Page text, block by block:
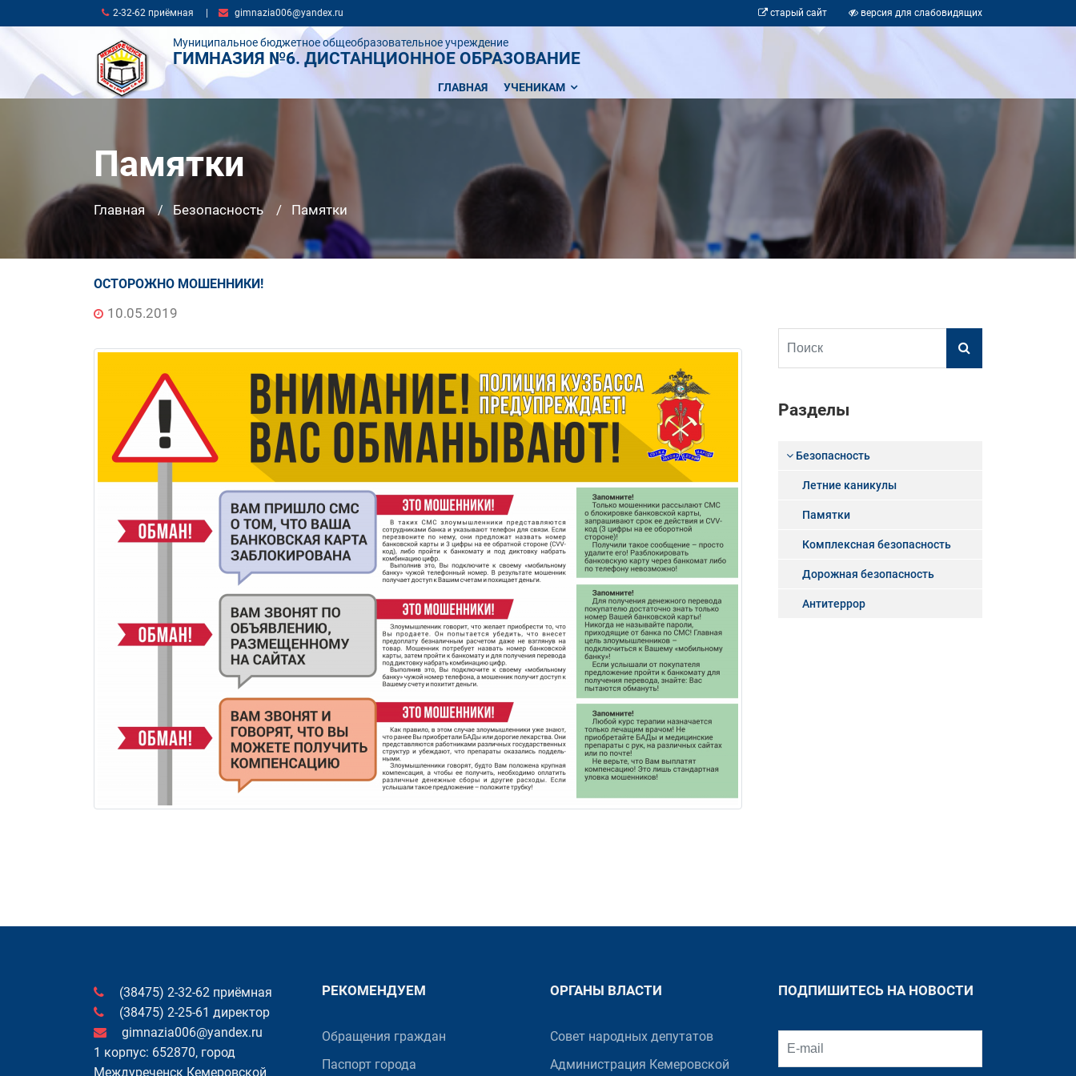
2-32-62 приёмная gimnazia006@yandex.ru старый сайт версия для слабовидящих
Муниципальное бюджетное общеобразовательное учреждение
ГИМНАЗИЯ №6. ДИСТАНЦИОННОЕ ОБРАЗОВАНИЕ
ГЛАВНАЯ УЧЕНИКАМ
Памятки
Главная Безопасность Памятки
ОСТОРОЖНО МОШЕННИКИ!
10.05.2019
Разделы
Безопасность
Летние каникулы
Памятки
Комплексная безопасность
Дорожная безопасность
Антитеррор
(38475) 2-32-62 приёмная
(38475) 2-25-61 директор
gimnazia006@yandex.ru
1 корпус: 652870, город
Междуреченск Кемеровской
РЕКОМЕНДУЕМ
Обращения граждан
Паспорт города
ОРГАНЫ ВЛАСТИ
Совет народных депутатов
Администрация Кемеровской
ПОДПИШИТЕСЬ НА НОВОСТИ